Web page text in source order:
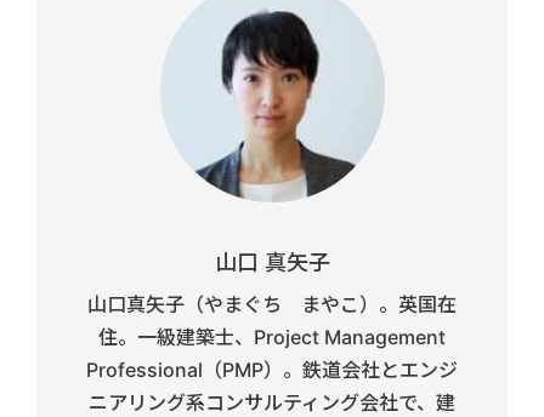
山口 真矢子
山口真矢子（やまぐち まやこ）。英国在
住。一級建築士、Project Management
Professional（PMP）。鉄道会社とエンジ
ニアリング系コンサルティング会社で、建